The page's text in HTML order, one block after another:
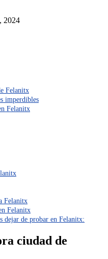
2024
Felanitx
imperdibles
Felanitx
Felanitx
Felanitx
dejar de probar en Felanitx:
ciudad de